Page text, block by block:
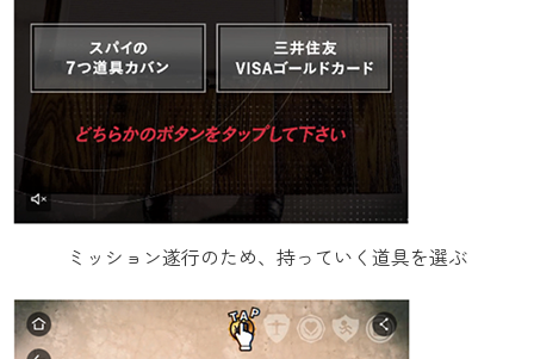
ミッション遂行のため、持っていく道具を選ぶ